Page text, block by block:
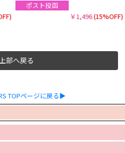
ポスト投函
￥1,496(15%OFF)
部へ戻る
TOPページに戻る▶